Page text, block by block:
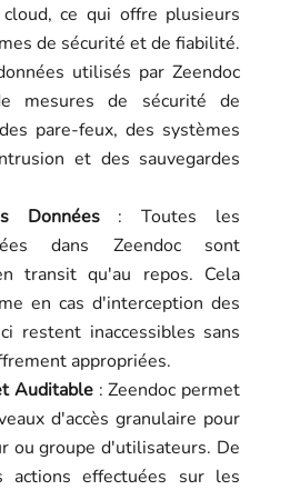
ce qui offre plusieurs
de sécurité et de fiabilité.
utilisés par Zeendoc
mesures de sécurité de
pare-feux, des systèmes
et des sauvegardes
Données: Toutes les
dans Zeendoc sont
transit qu'au repos. Cela
en cas d'interception des
restent inaccessibles sans
appropriées.
Auditable : Zeendoc permet
d'accès granulaire pour
ou groupe d'utilisateurs. De
actions effectuées sur les